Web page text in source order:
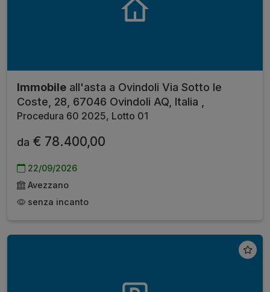
Immobile all'asta a Ovindoli Via Sotto le
Coste, 28, 67046 Ovindoli AQ, Italia ,
Procedura 60 2025, Lotto 01
da € 78.400,00
22/09/2026
Avezzano
senza incanto